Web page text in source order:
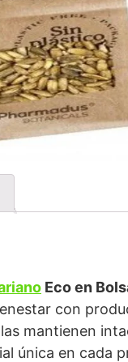
Eco en
con
mantienen
única en cada